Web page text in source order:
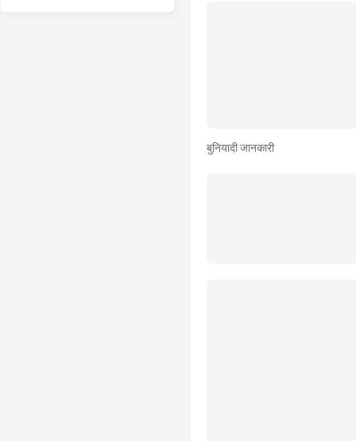
बुनियादी जानकारी